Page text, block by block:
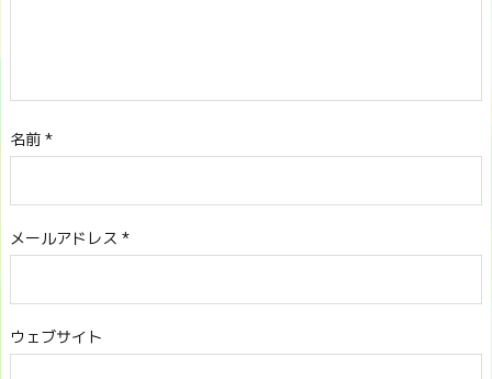
名前 *
メールアドレス *
ウェブサイト